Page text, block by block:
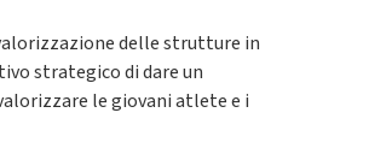
delle strutture in
strategico di dare un
le giovani atlete e i